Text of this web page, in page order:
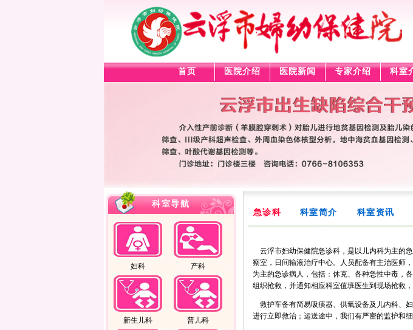
首页 医院介绍 医院新闻 专家介绍 科室
科室导航
妇科 产科
新生儿科 普儿科
急诊科 科室简介 科室资讯
云浮市妇幼保健院急诊科，是以儿内科为主的
察室，日间输液治疗中心。人员配备有主治医师
为主的急诊病人，包括：休克、各种急性中毒，
组织抢救，并通知相应科室值班医生到现场抢救
救护车备有简易吸痰器、供氧设备及儿内科、
进行立即救治；运送途中，我们有严密的监护和